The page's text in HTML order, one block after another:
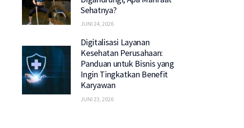
Sehatnya?
JUNI 24, 2026
Digitalisasi Layanan
Kesehatan Perusahaan:
Panduan untuk Bisnis yang
Ingin Tingkatkan Benefit
Karyawan
JUNI 23, 2026